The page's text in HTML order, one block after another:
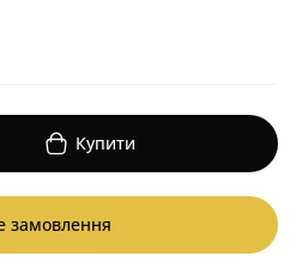
Купити
замовлення